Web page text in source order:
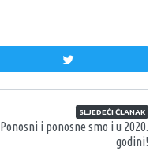
SLJEDEĆI ČLANAK
Ponosni i ponosne smo i u 2020.
godini!